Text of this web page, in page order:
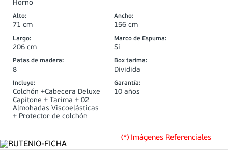
Horno
Alto:
71 cm
Ancho:
156 cm
Largo:
206 cm
Marco de Espuma:
Si
Patas de madera:
8
Box tarima:
Dividida
Incluye:
Colchón +Cabecera Deluxe
Capitone + Tarima + 02
Almohadas Viscoelásticas
+ Protector de colchón
Garantía:
10 años
(*) Imágenes Referenciales